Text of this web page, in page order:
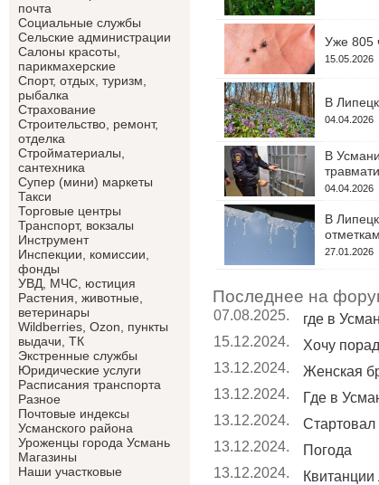
почта
Социальные службы
Сельские администрации
Салоны красоты,
парикмахерские
Спорт, отдых, туризм,
рыбалка
Страхование
Строительство, ремонт,
отделка
Cтройматериалы,
сантехника
Супер (мини) маркеты
Такси
Торговые центры
Транспорт, вокзалы
Инструмент
Инспекции, комиссии,
фонды
УВД, МЧС, юстиция
Растения, животные,
ветеринары
Wildberries, Ozon, пункты
выдачи, ТК
Экстренные службы
Юридические услуги
Расписания транспорта
Разное
Почтовые индексы
Усманского района
Уроженцы города Усмань
Магазины
Наши участковые
Уже 805
15.05.2026
В
04.04.2026
В
04.04.2026
В
отметкам.
27.01.2026
Последнее на
07.08.2025.
где в
15.12.2024.
Хочу
13.12.2024.
Женская
13.12.2024.
Где в
13.12.2024.
Стартовал
13.12.2024.
Погода
13.12.2024.